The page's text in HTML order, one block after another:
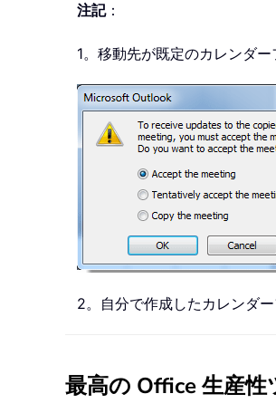
注記：
1。移動先が既定のカレンダ
2。自分で作成したカレンダ
最高の Office 生産性